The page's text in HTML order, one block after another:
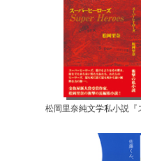
松岡里奈純文学私小説『